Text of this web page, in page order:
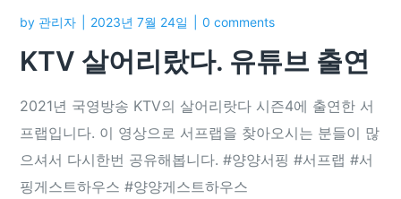
by 관리자 2023년 7월 24일 0 comments
KTV 살어리랐다. 유튜브 출연
2021년 국영방송 KTV의 살어리랏다 시즌4에 출연한 서
프랩입니다. 이 영상으로 서프랩을 찾아오시는 분들이 많
으셔서 다시한번 공유해봅니다. #양양서핑 #서프랩 #서
핑게스트하우스 #양양게스트하우스